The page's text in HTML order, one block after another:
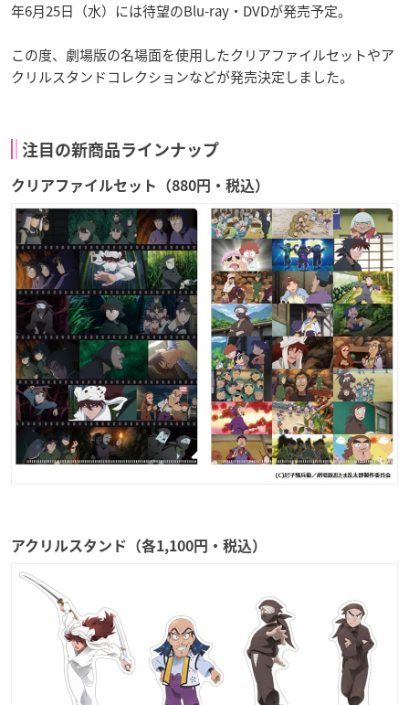
年6月25日（水）には待望のBlu-ray・DVDが発売予定。
この度、劇場版の名場面を使用したクリアファイルセットやア
クリルスタンドコレクションなどが発売決定しました。
注目の新商品ラインナップ
クリアファイルセット（880円・税込）
アクリルスタンド（各1,100円・税込）